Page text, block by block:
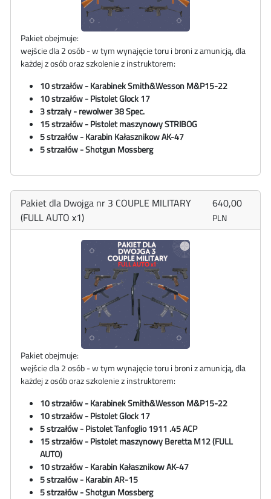
Pakiet obejmuje:
wejście dla 2 osób - w tym wynajęcie toru i broni z amunicją, dla
każdej z osób oraz szkolenie z instruktorem:
10 strzałów - KarabinekSmith&WessonM&P15-22
10 strzałów - Pistolet Glock 17
3 strzały - rewolwer 38 Spec.
15 strzałów - Pistolet maszynowy STRIBOG
5 strzałów - Karabin Kałasznikow AK-47
5 strzałów - Shotgun Mossberg
Pakiet dla Dwojga nr 3 COUPLE MILITARY
(FULL AUTO x1)
640,00
PLN
Pakiet obejmuje:
wejście dla 2 osób - w tym wynajęcie toru i broni z amunicją, dla
każdej z osób oraz szkolenie z instruktorem:
10 strzałów - KarabinekSmith&WessonM&P15-22
10 strzałów - Pistolet Glock 17
5 strzałów - Pistolet Tanfoglio 1911 .45 ACP
15 strzałów - Pistolet maszynowyBeretta M12(FULL
AUTO)
10 strzałów - Karabin Kałasznikow AK-47
5 strzałów - Karabin AR-15
5 strzałów - Shotgun Mossberg